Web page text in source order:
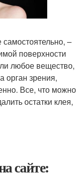
–
поверхности
любое вещество,
орган зрения,
Все, что можно
остатки клея,
сайте: